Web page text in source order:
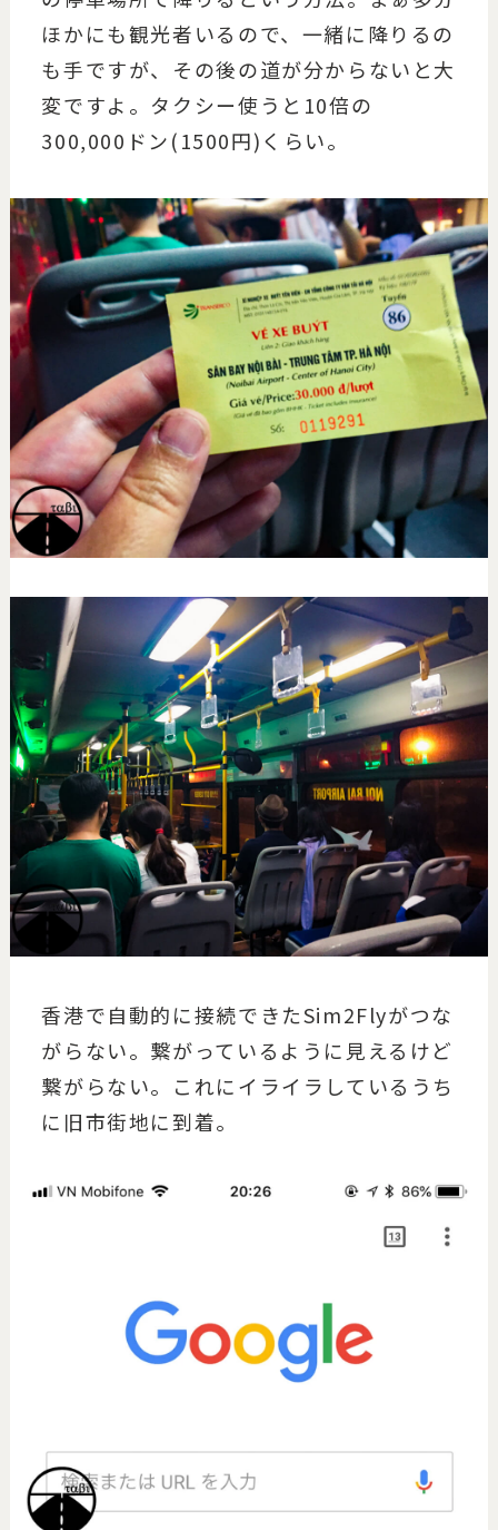
ほかにも観光者いるので、一緒に降りるの
も手ですが、その後の道が分からないと大
変ですよ。タクシー使うと10倍の
300,000ドン(1500円)くらい。
香港で自動的に接続できたSim2Flyがつな
がらない。繋がっているように見えるけど
繋がらない。これにイライラしているうち
に旧市街地に到着。